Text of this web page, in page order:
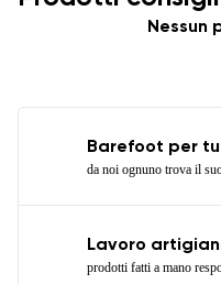
Nessun
Barefoot per
da noi ognuno trova il
Lavoro
prodotti fatti a mano